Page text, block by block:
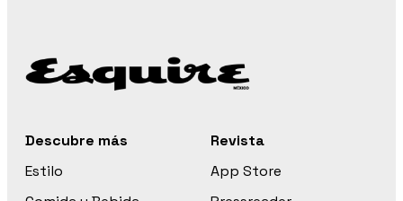
Descubre más
Estilo
Revista
App Store